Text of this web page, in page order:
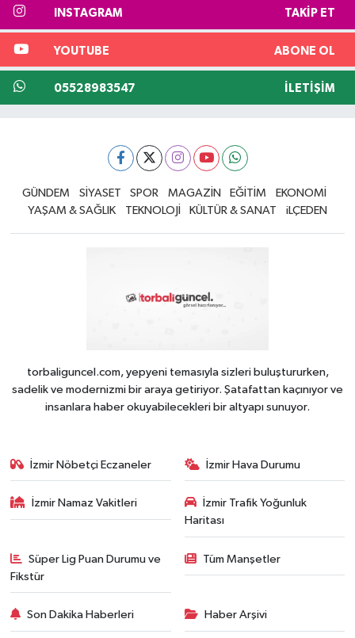
INSTAGRAM TAKIP ET
YOUTUBE ABONE OL
05528983547 İLETIŞIM
GÜNDEM SİYASET SPOR MAGAZİN EĞİTİM
EKONOMİ
YAŞAM & SAĞLIK
TEKNOLOJİ KÜLTÜR & SANAT iLÇEDEN
torbaliguncel.com, yepyeni temasıyla sizleri buluştururken,
sadelik ve modernizmi bir araya getiriyor. Şatafattan kaçınıyor ve
insanlara haber okuyabilecekleri bir altyapı sunuyor.
İzmir Nöbetçi Eczaneler İzmir Hava Durumu
İzmir Namaz Vakitleri
İzmir Trafik Yoğunluk
Haritası
Süper Lig Puan Durumu ve
Fikstür
Tüm Manşetler
Son Dakika Haberleri Haber Arşivi